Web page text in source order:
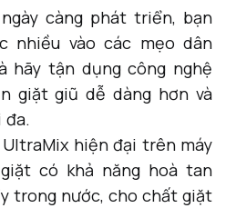
càng phát triển, bạn
nhiều vào các mẹo dân
hãy tận dụng công nghệ
giặt giũ dễ dàng hơn và
hiện đại trên máy
có khả năng hoà tan
trong nước, cho chất giặt